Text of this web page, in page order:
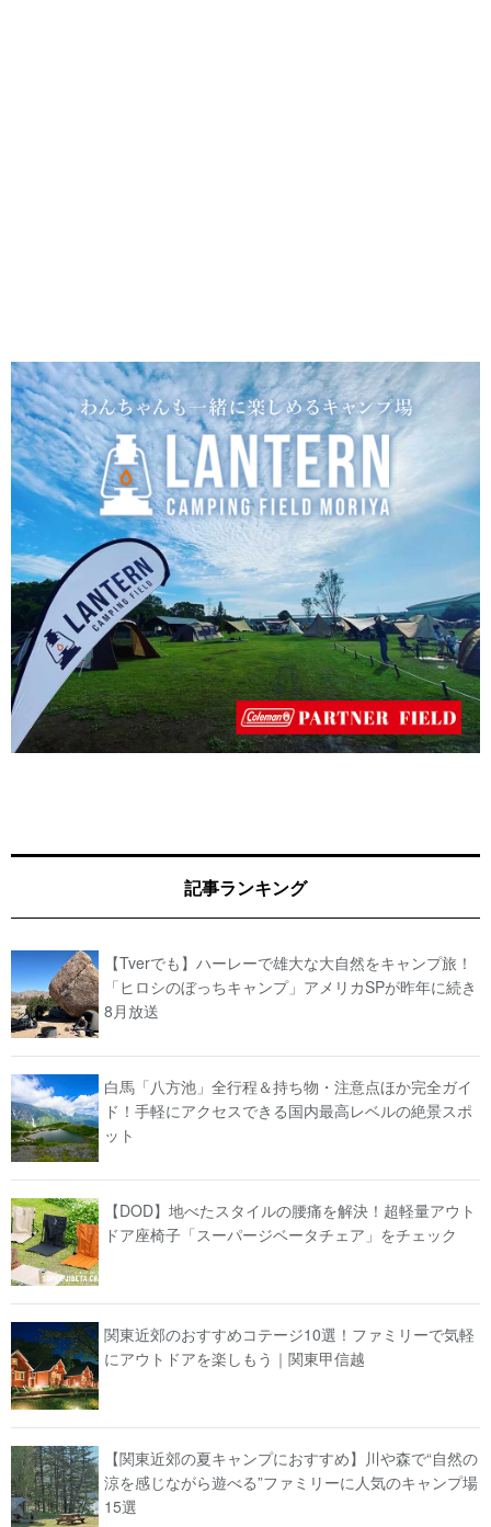
記事ランキング
【Tverでも】ハーレーで雄大な大自然をキャンプ旅！
「ヒロシのぼっちキャンプ」アメリカSPが昨年に続き
8月放送
白馬「八方池」全行程＆持ち物・注意点ほか完全ガイ
ド！手軽にアクセスできる国内最高レベルの絶景スポ
ット
【DOD】地べたスタイルの腰痛を解決！超軽量アウト
ドア座椅子「スーパージベータチェア」をチェック
関東近郊のおすすめコテージ10選！ファミリーで気軽
にアウトドアを楽しもう｜関東甲信越
【関東近郊の夏キャンプにおすすめ】川や森で“自然の
涼を感じながら遊べる”ファミリーに人気のキャンプ場
15選